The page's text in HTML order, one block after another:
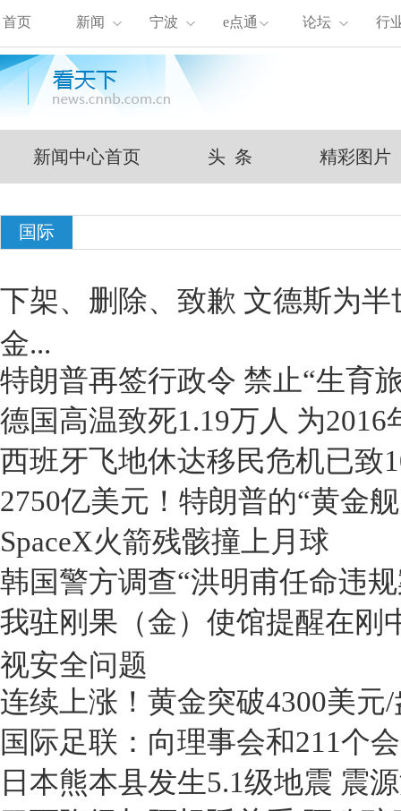
首页 新闻 宁波 e点通 论坛 行
新闻中心首页 头 条 精彩图片
国际
下架、删除、致歉 文德斯为
金...
特朗普再签行政令 禁止“生育
德国高温致死1.19万人 为2016
西班牙飞地休达移民危机已致
2750亿美元！特朗普的“黄金
SpaceX火箭残骸撞上月球
韩国警方调查“洪明甫任命违
我驻刚果（金）使馆提醒在刚
视安全问题
连续上涨！黄金突破4300美元
国际足联：向理事会和211个
日本熊本县发生5.1级地震 震